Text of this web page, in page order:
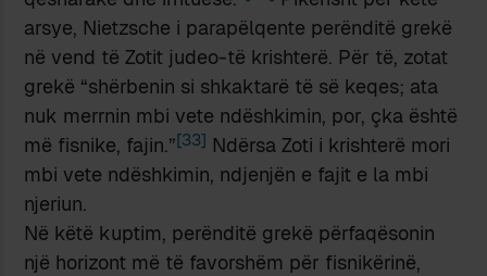
arsye, Nietzsche i parapëlqente perënditë grekë
në vend të Zotit judeo-të krishterë. Për të, zotat
grekë “shërbenin si shkaktarë të së keqes; ata
nuk merrnin mbi vete ndëshkimin, por, çka është
më fisnike, fajin.”[33] Ndërsa Zoti i krishterë mori
mbi vete ndëshkimin, ndjenjën e fajit e la mbi
njeriun.
Në këtë kuptim, perënditë grekë përfaqësonin
një horizont më të favorshëm për fisnikërinë,